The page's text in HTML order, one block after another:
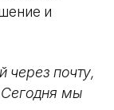
и
через почту,
Сегодня мы